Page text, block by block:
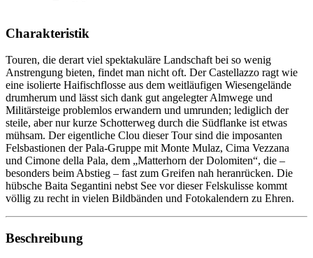
Charakteristik
Touren, die derart viel spektakuläre Landschaft bei so wenig
Anstrengung bieten, findet man nicht oft. Der Castellazzo ragt wie
eine isolierte Haifischflosse aus dem weitläufigen Wiesengelände
drumherum und lässt sich dank gut angelegter Almwege und
Militärsteige problemlos erwandern und umrunden; lediglich der
steile, aber nur kurze Schotterweg durch die Südflanke ist etwas
mühsam. Der eigentliche Clou dieser Tour sind die imposanten
Felsbastionen der Pala-Gruppe mit Monte Mulaz, Cima Vezzana
und Cimone della Pala, dem „Matterhorn der Dolomiten“, die –
besonders beim Abstieg – fast zum Greifen nah heranrücken. Die
hübsche Baita Segantini nebst See vor dieser Felskulisse kommt
völlig zu recht in vielen Bildbänden und Fotokalendern zu Ehren.
Beschreibung